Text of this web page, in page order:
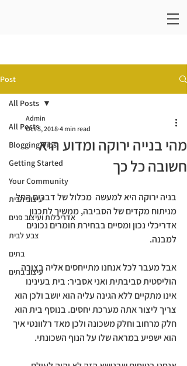
Post
All Posts
Blogging Tips
Getting Started
Your Community
עיצוב הבית
אדריכלות ועיצוב פנים
צבע לבית
בתים
עיצוב בתים
All Posts
מהי בנייה ירוקה ומדוע היא
חשובה כל כך
Admin
Oct 5, 2018 4 min read
בניה ירוקה היא למעשה  מכלול של דברים החל
מניתוח מקדים של הסביבה, ממשיך לתכנון
אדריכלי נכון ומסיים בבחירת חומרים נכונים
למבנה.
אבל מעבר לכל אנחנו מתייחסים אליה בצורה
הוליסטית סביבתית ואני אסביר: בית בעינינו
אינו מתקיים ללא הגינה עליה הוא יושב ולכן הוא
צריך ליצור אתה מערכת יחסים. בנוסף בית הוא
חלק מרחוב וחלק משכונה ולכן מאד רלוונטי איך
הוא ישפיע במראה שלו על הנוף השכונתי.